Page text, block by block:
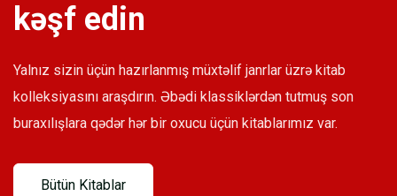
kəşf edin
Yalnız sizin üçün hazırlanmış müxtəlif janrlar üzrə kitab
kolleksiyasını araşdırın. Əbədi klassiklərdən tutmuş son
buraxılışlara qədər hər bir oxucu üçün kitablarımız var.
Bütün Kitablar